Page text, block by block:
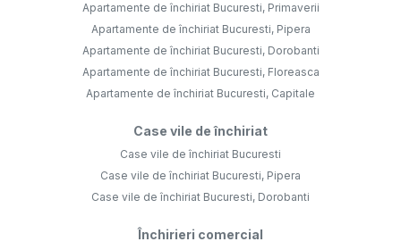
Apartamente de închiriat Bucuresti, Primaverii
Apartamente de închiriat Bucuresti, Pipera
Apartamente de închiriat Bucuresti, Dorobanti
Apartamente de închiriat Bucuresti, Floreasca
Apartamente de închiriat Bucuresti, Capitale
Case vile de închiriat
Case vile de închiriat Bucuresti
Case vile de închiriat Bucuresti, Pipera
Case vile de închiriat Bucuresti, Dorobanti
Închirieri comercial